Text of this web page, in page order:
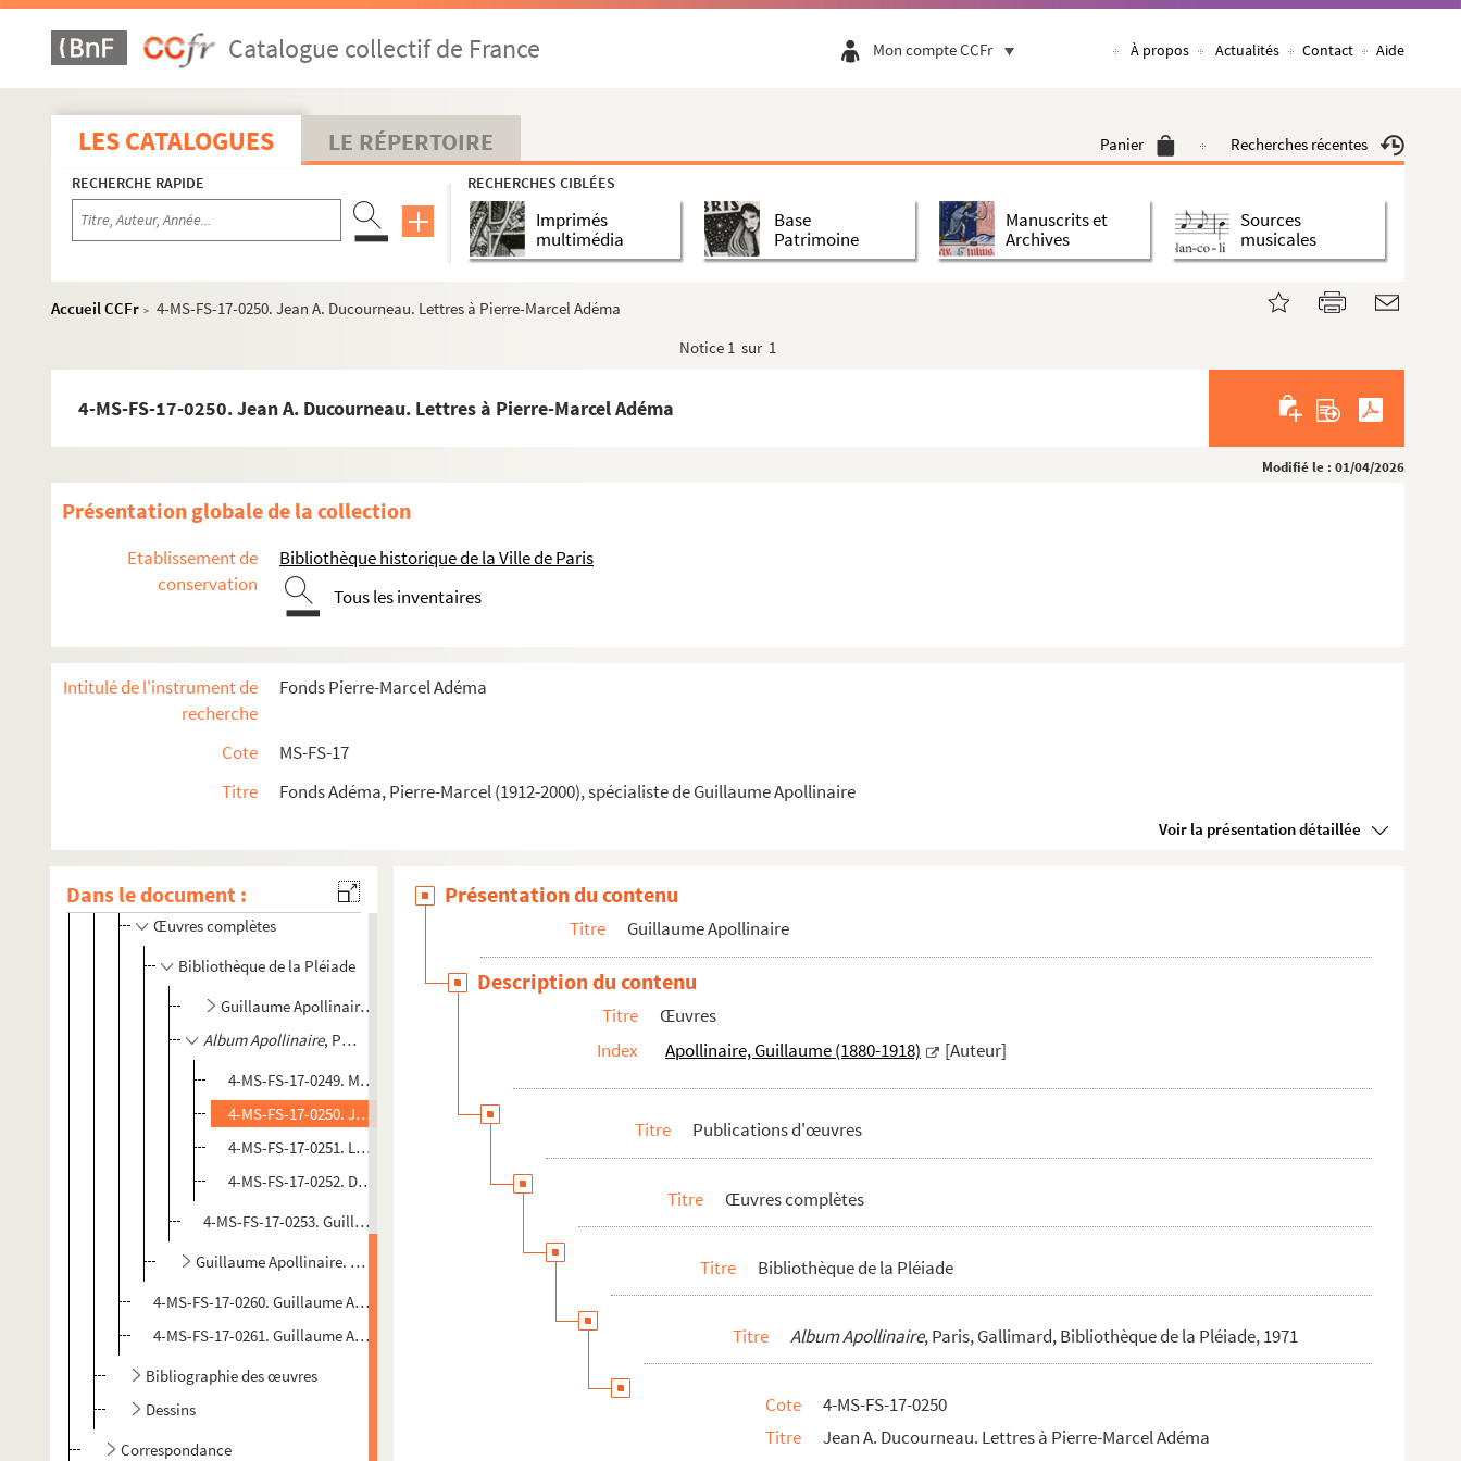
Catalogue collectif de France Mon compte CCFr À propos Actualités Contact Aide
LES CATALOGUES LE RÉPERTOIRE Panier Recherches récentes
RECHERCHE RAPIDE RECHERCHES CIBLÉES
Imprimés
multimédia
Base
Patrimoine
Manuscrits et
Archives
Sources
musicales
Accueil CCFr > 4-MS-FS-17-0250. Jean A. Ducourneau. Lettres à Pierre-Marcel Adéma
Notice 1 sur 1
4-MS-FS-17-0250. Jean A. Ducourneau. Lettres à Pierre-Marcel Adéma
Modifié le : 01/04/2026
Présentation globale de la collection
Etablissement de
conservation
Bibliothèque historique de la Ville de Paris
Tous les inventaires
Intitulé de l'instrument de
recherche
Fonds Pierre-Marcel Adéma
Cote
MS-FS-17
Titre
Fonds Adéma, Pierre-Marcel (1912-2000), spécialiste de Guillaume Apollinaire
Voir la présentation détaillée
Dans le document :
Guillaume Apollinaire
Poésie
Fiction
Textes et éditions érotiques
Théâtre
Critique d'art
Critique littéraire
Articles et revues
4-MS-FS-17-1378. Conférences
4-MS-FS-17-0238. Préfaces
Manuscrits conservés
Publications d'œuvres
Œuvres complètes
Bibliothèque de la Pléiade
Guillaume Apollinaire.
, Paris, Gallimard, Bibliothèque de la Pléiade, 1956
Album Apollinaire, Paris, Gallimard, Bibliothèque de la Pléiade, 1971
4-MS-FS-17-0249. Michel Décaudin. Lettres à Pierre-Marcel Adéma
4-MS-FS-17-0250. Jean A. Ducourneau. Lettres à Pierre-Marcel Adéma
4-MS-FS-17-0251. Lettres de remerciements
4-MS-FS-17-0252. Dossier documentaire
4-MS-FS-17-0253. Guillaume Apollinaire.
Œuvres en prose complètes, Paris, Gallimard, Bibliothèque de la Pléiade, 1977...
Guillaume Apollinaire. Œuvres complètes
, Paris, A. Balland et J. Lecat, 1965-1966
4-MS-FS-17-0260. Guillaume Apollinaire.
, introduction de Jeanine Moulin, Genève, Droz, 1952
4-MS-FS-17-0261. Guillaume Apollinaire.
, illustré J.-M. Folon, M.Glaser, R. Dufy, P. Picasso, Paris, André Seu...
Bibliographie des œuvres
Dessins
Correspondance
Présentation du contenu
Titre Guillaume Apollinaire
Description du contenu
Titre
Œuvres
Index
Apollinaire, Guillaume (1880-1918) [Auteur]
Titre Publications d'œuvres
Titre Œuvres complètes
Titre Bibliothèque de la Pléiade
Titre Album Apollinaire, Paris, Gallimard, Bibliothèque de la Pléiade, 1971
Cote
4-MS-FS-17-0250
Titre
Jean A. Ducourneau. Lettres à Pierre-Marcel Adéma